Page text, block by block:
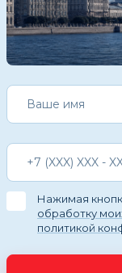
Нажимая
обработку
политикой